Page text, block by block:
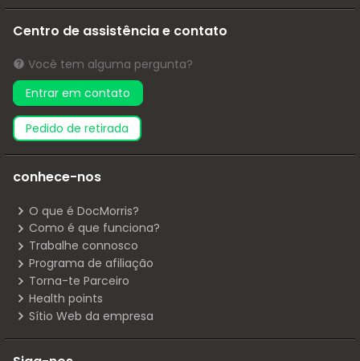
Centro de assistência e contato
Você tem alguma pergunta?
Entrar em contato
pedido de retirada
conhece-nos
O que é DocMorris?
Como é que funciona?
Trabalhe connosco
Programa de afiliação
Torna-te Parceiro
Health points
Sítio Web da empresa